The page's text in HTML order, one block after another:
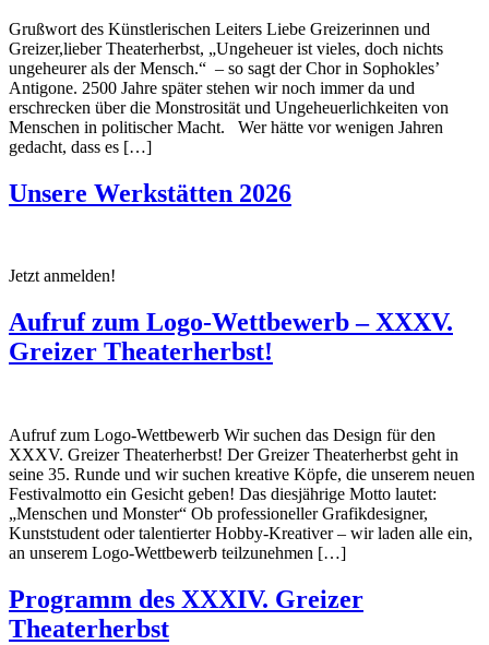
Grußwort des Künstlerischen Leiters Liebe Greizerinnen und
Greizer,lieber Theaterherbst, „Ungeheuer ist vieles, doch nichts
ungeheurer als der Mensch.“ – so sagt der Chor in Sophokles’
Antigone. 2500 Jahre später stehen wir noch immer da und
erschrecken über die Monstrosität und Ungeheuerlichkeiten von
Menschen in politischer Macht. Wer hätte vor wenigen Jahren
gedacht, dass es […]
Unsere Werkstätten 2026
Jetzt anmelden!
Aufruf zum Logo-Wettbewerb – XXXV.
Greizer Theaterherbst!
Aufruf zum Logo-Wettbewerb Wir suchen das Design für den
XXXV. Greizer Theaterherbst! Der Greizer Theaterherbst geht in
seine 35. Runde und wir suchen kreative Köpfe, die unserem neuen
Festivalmotto ein Gesicht geben! Das diesjährige Motto lautet:
„Menschen und Monster“ Ob professioneller Grafikdesigner,
Kunststudent oder talentierter Hobby-Kreativer – wir laden alle ein,
an unserem Logo-Wettbewerb teilzunehmen […]
Programm des XXXIV. Greizer
Theaterherbst